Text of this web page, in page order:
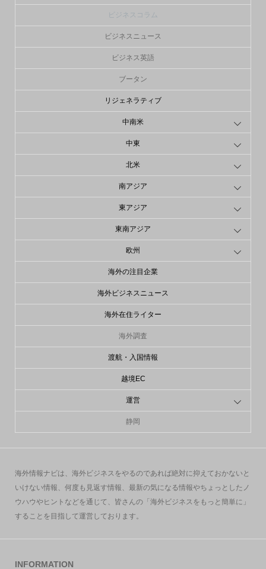
ビジネスコラム
ビジネスニュース
ビジネス英語
ブータン
リジェネラティブ
中南米
中東
北米
南アジア
東アジア
東南アジア
欧州
海外の注目企業
海外ビジネスニュース
海外在住ライター
海外調査
渡航・入国情報
越境EC
運営
静岡
海外情報ナビは、海外ビジネスをやるのであれば絶対に抑えておかないと
いけない情報、何度も見返す情報、最新の気になる情報やちょっとしたノ
ウハウやヒントなどを通じて、皆さんの「海外ビジネスをもっと簡単に」
することを目指して運営しております。
INFORMATION